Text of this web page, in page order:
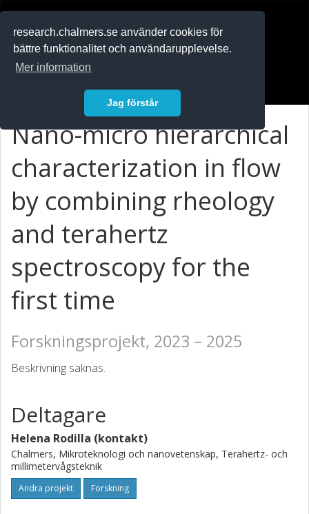
research.chalmers.se använder cookies för
bättre funktionalitet och användarupplevelse.
Mer information
Jag förstår
Nano-micro hierarchical
characterization in flow
by combining rheology
and terahertz
spectroscopy for the
first time
Forskningsprojekt, 2023 – 2025
Beskrivning saknas.
Deltagare
Helena Rodilla (kontakt)
Chalmers, Mikroteknologi och nanovetenskap, Terahertz- och
millimetervågsteknik
Andra projekt Forskning